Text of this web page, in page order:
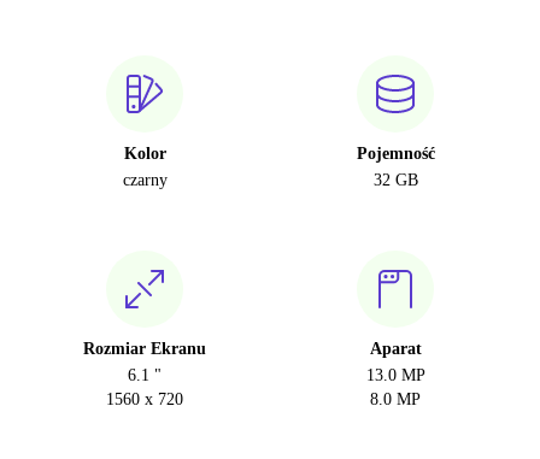
Kolor
czarny
Pojemność
32 GB
Rozmiar Ekranu
6.1 "
1560 x 720
Aparat
13.0 MP
8.0 MP